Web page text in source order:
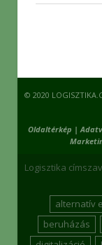
© 2020
Oldaltérkép |
Logisztika
alternatív
beruházás